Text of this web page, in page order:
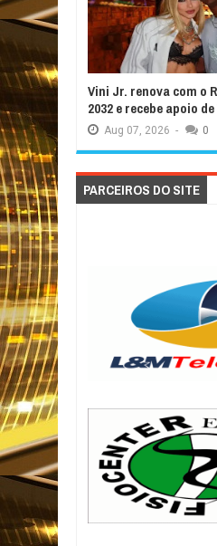
Vini Jr. renova com o
2032 e recebe apoio
Aug 07, 2026 - 0
PARCEIROS DO SITE